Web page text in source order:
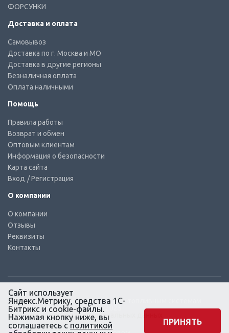
ФОРСУНКИ
Доставка и оплата
Самовывоз
Доставка по г. Москва и МО
Доставка в другие регионы
Безналичная оплата
Оплата наличными
Помощь
Правила работы
Возврат и обмен
Оптовым клиентам
Информация о безопасности
Карта сайта
Вход / Регистрация
О компании
О компании
Отзывы
Реквизиты
Контакты
© КТС-Дизель – Комплектующие к топливным системам
Все права защищены, 2003 – 2025
Согласие на обработку персональных данных
Сайт использует
Яндекс.Метрику, средства 1С-
Битрикс и cookie-файлы.
Нажимая кнопку ниже, вы
соглашаетесь с политикой
ПРИНЯТЬ